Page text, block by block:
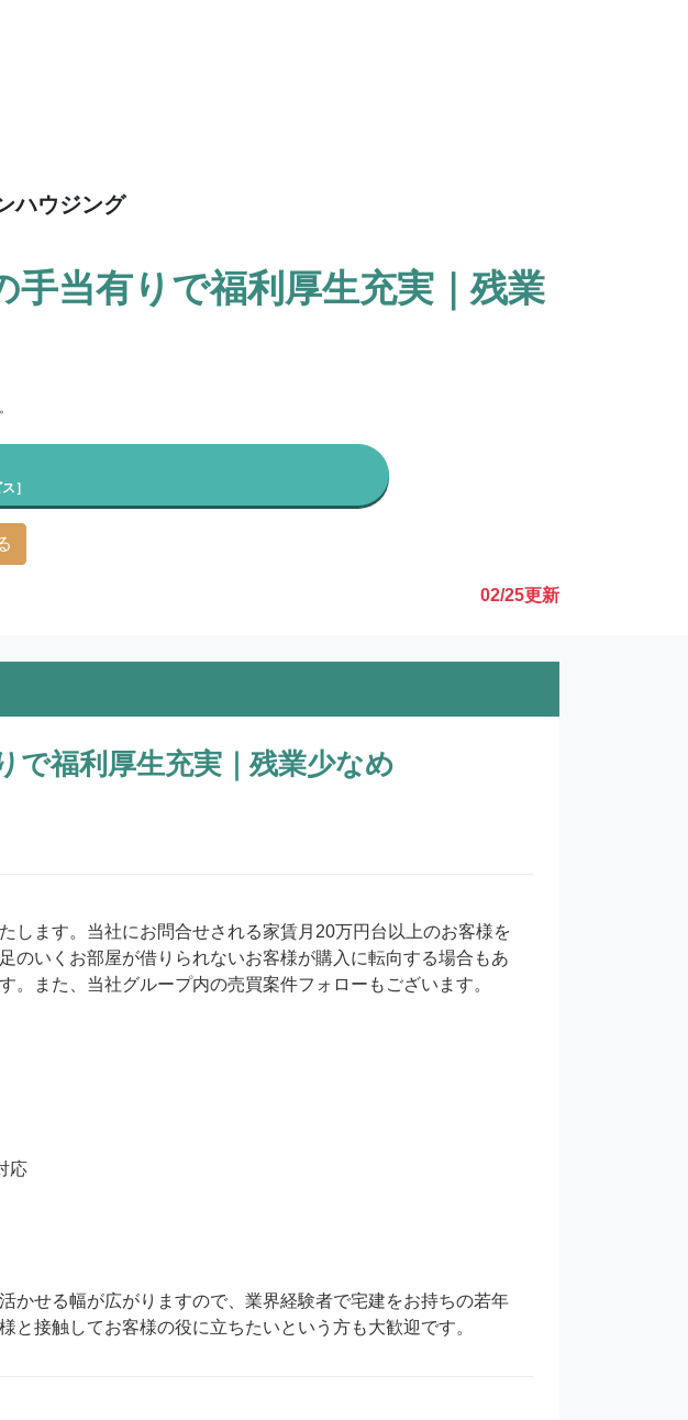
ハウジング
当有りで福利厚生充実｜残業
］
02/25更新
で福利厚生充実｜残業少なめ
します。当社にお問合せされる家賃月20万円台以上のお客様を
のいくお部屋が借りられないお客様が購入に転向する場合もあ
。また、当社グループ内の売買案件フォローもございます。
応
かせる幅が広がりますので、業界経験者で宅建をお持ちの若年
接触してお客様の役に立ちたいという方も大歓迎です。